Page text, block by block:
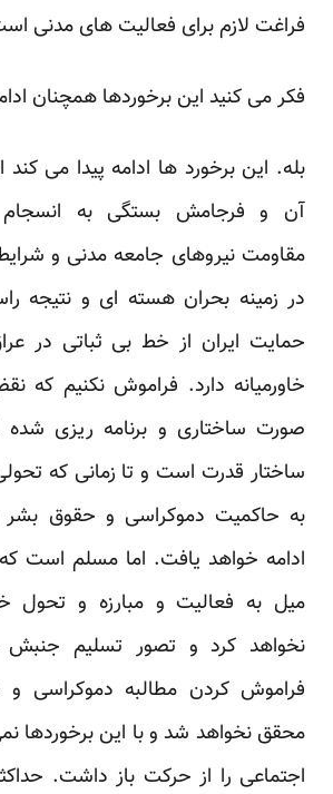
فراغت لازم برای فعالیت های مدنی
فکر می کنید این برخوردها همچنان
بله. این برخورد ها ادامه پیدا می
آن و فرجامش بستگی به
مقاومت نیروهای جامعه مدنی و
در زمینه بحران هسته ای و نتیجه
حمایت ایران از خط بی ثباتی در
خاورمیانه دارد. فراموش نکنیم
صورت ساختاری و برنامه ریزی شده
ساختار قدرت است و تا زمانی که
به حاکمیت دموکراسی و حقوق بشر
ادامه خواهد یافت. اما مسلم است
میل به فعالیت و مبارزه و تحول
نخواهد کرد و تصور تسلیم
فراموش کردن مطالبه دموکراسی
محقق نخواهد شد و با این برخوردها
اجتماعی را از حرکت باز داشت.